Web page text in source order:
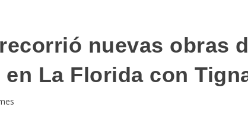
nuevas obras
La Florida con